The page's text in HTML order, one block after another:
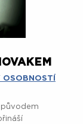
OSOBNOSTÍ